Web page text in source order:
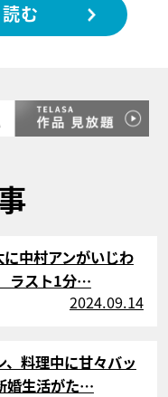
む
中村アンがいじわ
ラスト1分…
2024.09.14
料理中に甘々バッ
婚生活がた…